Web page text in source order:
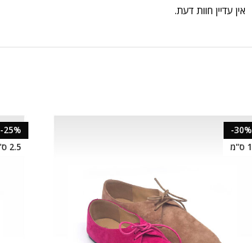
אין עדיין חוות דעת.
-30%
1 ס"מ
-25%
2.5 ס"מ